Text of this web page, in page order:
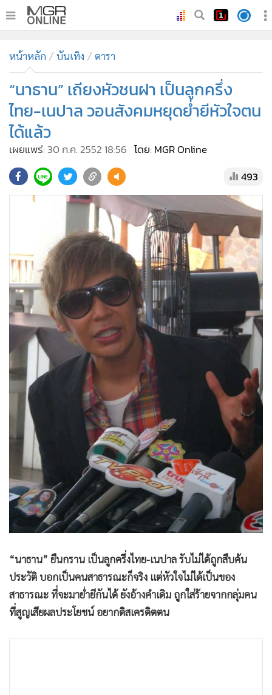
ทันเหตุการณ์
• ภาคใต้
•
• Online Section
• บันเทิง
• คอลัมนิสต์
• ละคร
• ผู้จัดกวน
• Good health & Well-being
• Green Innovation & SD
• Management & HR
• MGR Live
•
Infographic
• การเมือง
• ท่องเที่ยว
กีฬา
ต่างประเทศ
•
Special Scoop
เศรษฐกิจ-ธุรกิจ
• จีน
• ชุมชน-คุณภาพชีวิต
อาชญากรรม
• Motoring
• เกม
• วิทยาศาสตร์
• SMEs
• หุ้น
หน้าหลัก บันเทิง ดารา
“นาธาน” เถียงหัวชนฝา เป็นลูกครึ่ง
ไทย-เนปาล วอนสังคมหยุดย่ำยีหัวใจตน
ได้แล้ว
เผยแพร่: 30 ก.ค. 2552 18:56 โดย: MGR Online
493
“นาธาน” ยืนกราน เป็นลูกครึ่งไทย-เนปาล รับไม่ได้ถูกสืบค้น
ประวัติ บอกเป็นคนสาธารณะก็จริง แต่หัวใจไม่ได้เป็นของ
สาธารณะ ที่จะมาย่ำยีกันได้ ยังอ้างคำเดิม ถูกใส่ร้ายจากกลุ่มคน
ที่สูญเสียผลประโยชน์ อยากดิสเครดิตตน